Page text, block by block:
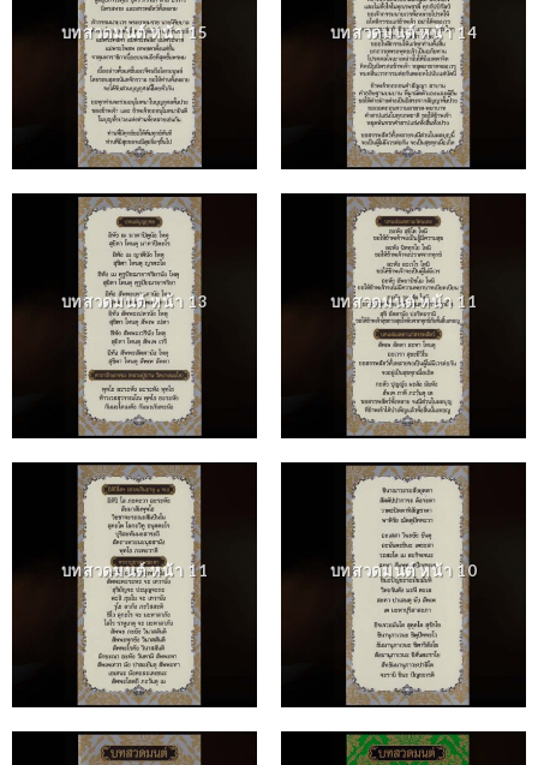
บทสวดมนต์ หน้า 15 บทสวดมนต์ หน้า 14
บทสวดมนต์ หน้า 13 บทสวดมนต์ หน้า 11
บทสวดมนต์ หน้า 11 บทสวดมนต์ หน้า 10